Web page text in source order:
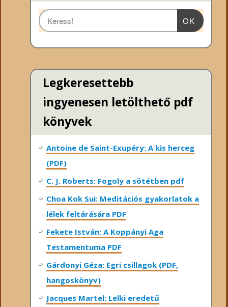
OK
Legkeresettebb
ingyenesen letölthető pdf
könyvek
Antoine de Saint-Exupéry: A kis herceg
(PDF)
C. J. Roberts: Fogoly a sötétben pdf
Choa Kok Sui: Meditációs gyakorlatok a
lélek feltárására PDF
Fekete István: A Koppányi Aga
Testamentuma PDF
Gárdonyi Géza: Egri csillagok (PDF,
hangoskönyv)
Jacques Martel: Lelki eredetű